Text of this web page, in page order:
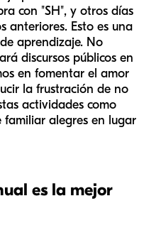
con "SH", y otros días
anteriores. Esto es una
aprendizaje. No
discursos públicos en
en fomentar el amor
la frustración de no
actividades como
alegres en lugar
es la mejor